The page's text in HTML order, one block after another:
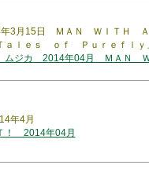
年3月15日 ＭＡＮ ＷＩＴＨ
ａｌｅｓ ｏｆ Ｐｕｒｅｆｌｙ
ムジカ 2014年04月 ＭＡＮ
年4月
！ 2014年04月